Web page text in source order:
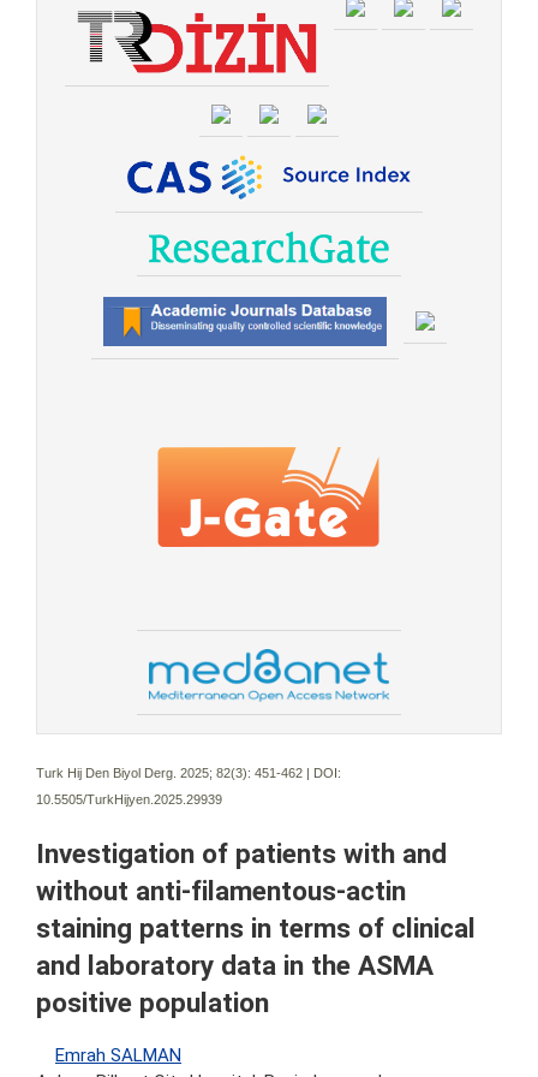
Turk Hij Den Biyol Derg. 2025; 82(3): 451-462 | DOI:
10.5505/TurkHijyen.2025.29939
Investigation of patients with and
without anti-filamentous-actin
staining patterns in terms of clinical
and laboratory data in the ASMA
positive population
Emrah SALMAN